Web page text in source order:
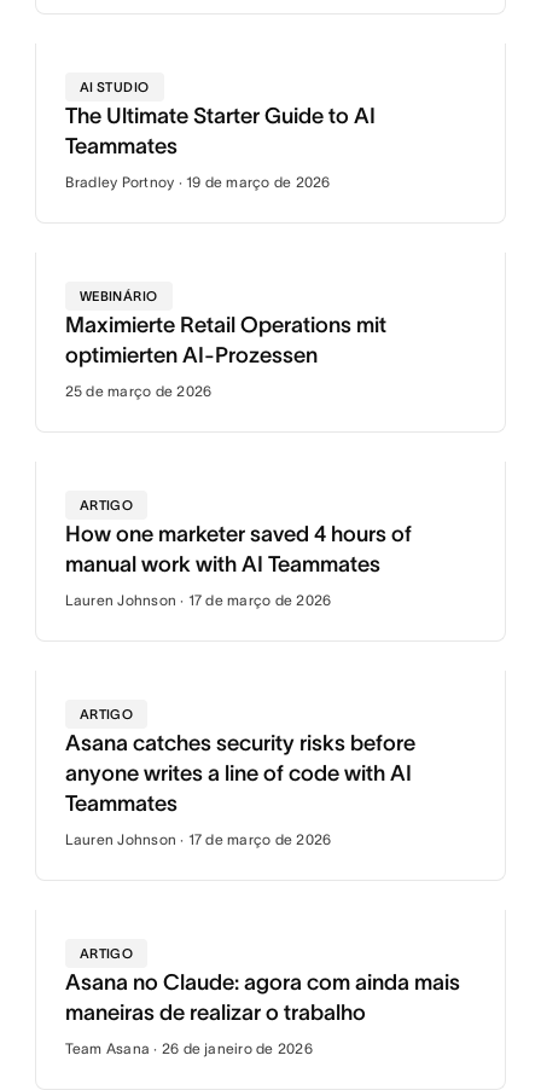
AI STUDIO
The Ultimate Starter Guide to AI
Teammates
Bradley Portnoy · 19 de março de 2026
WEBINÁRIO
Maximierte Retail Operations mit
optimierten AI-Prozessen
25 de março de 2026
ARTIGO
How one marketer saved 4 hours of
manual work with AI Teammates
Lauren Johnson · 17 de março de 2026
ARTIGO
Asana catches security risks before
anyone writes a line of code with AI
Teammates
Lauren Johnson · 17 de março de 2026
ARTIGO
Asana no Claude: agora com ainda mais
maneiras de realizar o trabalho
Team Asana · 26 de janeiro de 2026